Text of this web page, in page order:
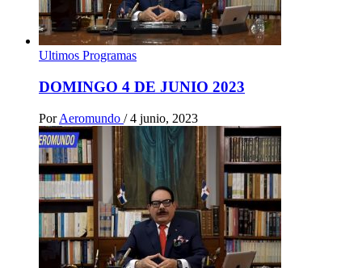
Ultimos Programas
DOMINGO 4 DE JUNIO 2023
Por Aeromundo / 4 junio, 2023